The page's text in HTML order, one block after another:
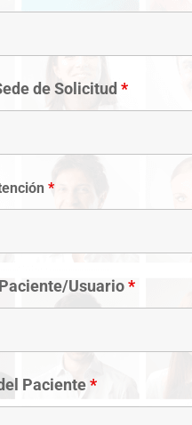
de Solicitud *
*
Usuario*
Paciente*